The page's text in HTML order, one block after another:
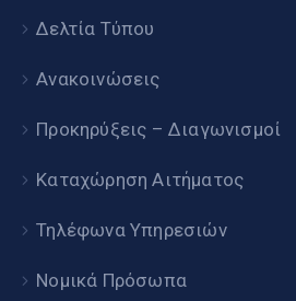
Δελτία Τύπου
Ανακοινώσεις
Προκηρύξεις – Διαγωνισμοί
Καταχώρηση Αιτήματος
Τηλέφωνα Υπηρεσιών
Νομικά Πρόσωπα